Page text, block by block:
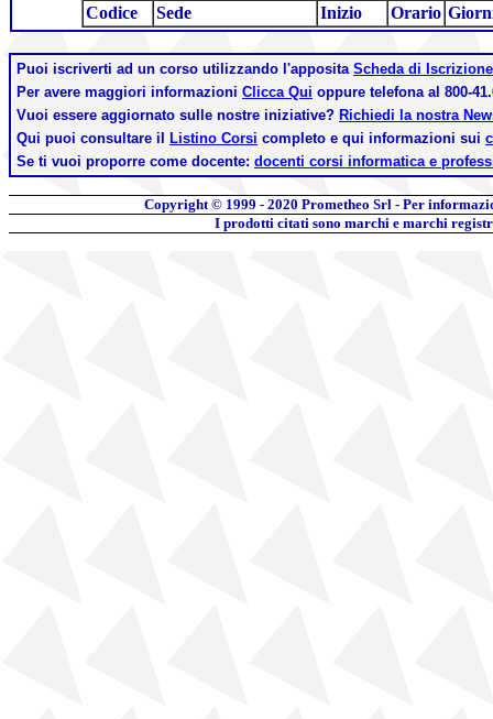
Codice Sede Inizio Orario
Puoi iscriverti ad un corso utilizzando l'apposita Scheda di Iscrizione
Per avere maggiori informazioni Clicca Qui oppure telefona al 800-
Vuoi essere aggiornato sulle nostre iniziative? Richiedi la nostra
Qui puoi consultare il
Listino Corsi completo e qui informazioni sui
Se ti vuoi proporre come docente: docenti corsi informatica e
Copyright © 1999 - 2020 Prometheo Srl - Per
I prodotti citati sono marchi e marchi